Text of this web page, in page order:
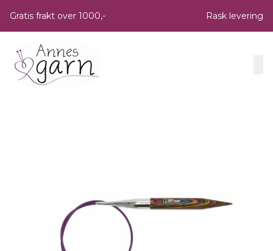
Gratis frakt over 1000,- Rask levering